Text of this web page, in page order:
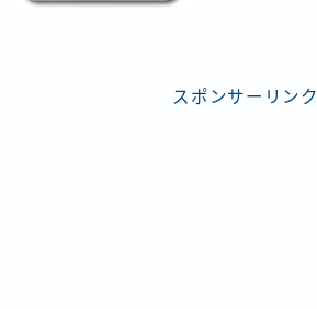
スポンサーリンク